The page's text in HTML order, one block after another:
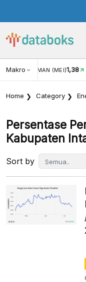
MakroWISMAN (MEI)1,38
Home Category
Persentase
Kabupaten
Sort by